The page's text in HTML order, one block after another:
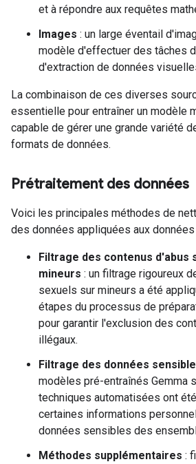
et à répondre aux requêtes
Images : un large éventail
modèle d'effectuer des tâches
d'extraction de données
La combinaison de ces diverses
essentielle pour entraîner un modèle
capable de gérer une grande variété
formats de données.
Prétraitement des données
Voici les principales méthodes de
des données appliquées aux
Filtrage des contenus d'abus
mineurs : un filtrage rigoureux
sexuels sur mineurs a été
étapes du processus de
pour garantir l'exclusion des
illégaux.
Filtrage des données
modèles pré-entraînés Gemma
techniques automatisées ont
certaines informations
données sensibles des
Méthodes supplémentaires :